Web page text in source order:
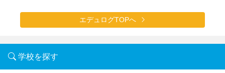
エデュログTOPへ
学校を探す